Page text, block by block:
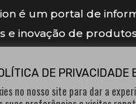
é um portal de
e inovação de
tem o patrocínio do “
DE PRIVACIDADE
no nosso site para dar a